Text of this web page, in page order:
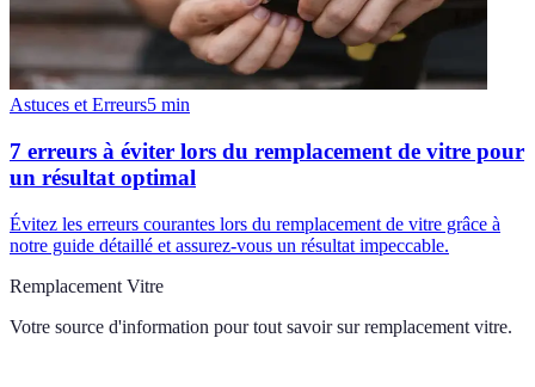
Astuces et Erreurs5 min
7 erreurs à éviter lors du remplacement de vitre pour
un résultat optimal
Évitez les erreurs courantes lors du remplacement de vitre grâce à
notre guide détaillé et assurez-vous un résultat impeccable.
Remplacement Vitre
Votre source d'information pour tout savoir sur remplacement vitre.